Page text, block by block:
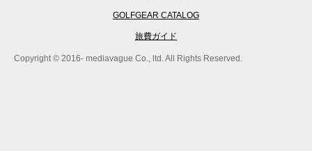
GOLFGEAR CATALOG
旅費ガイド
Copyright © 2016- mediavague Co., ltd. All Rights Reserved.